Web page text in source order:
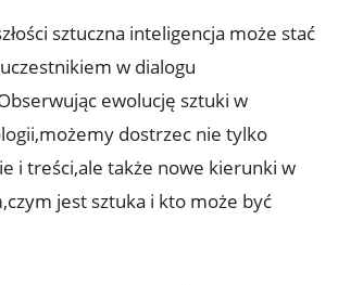
sztuczna inteligencja może stać
w dialogu
ewolucję sztuki w
dostrzec nie tylko
i treści,ale także nowe kierunki w
jest sztuka i kto może być